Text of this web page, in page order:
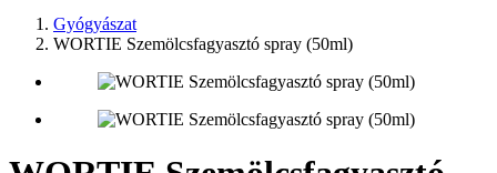
Gyógyászat
WORTIE Szemölcsfagyasztó spray (50ml)